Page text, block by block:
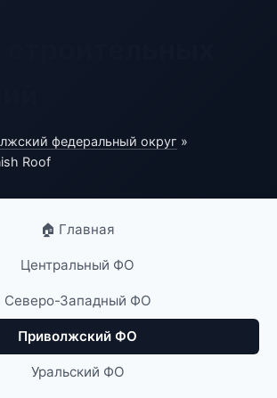
федеральный округ »
Roof
🏠 Главная
Центральный ФО
Северо-Западный ФО
Приволжский ФО
Уральский ФО